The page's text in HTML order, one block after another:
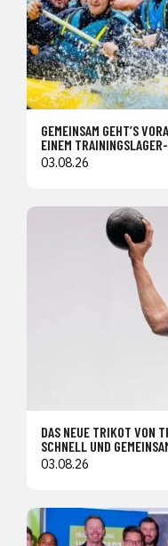
GEMEINSAM GEHT’S
EINEM
03.08.26
DAS NEUE TRIKOT VON
SCHNELL UND
03.08.26